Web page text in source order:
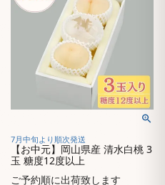
7月中旬より順次発送
【お中元】岡山県産 清水白桃 3
玉 糖度12度以上
ご予約順に出荷致します